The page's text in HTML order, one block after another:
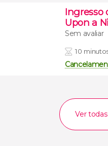
Ingresso
Upon a
Sem avaliar
10
Ver